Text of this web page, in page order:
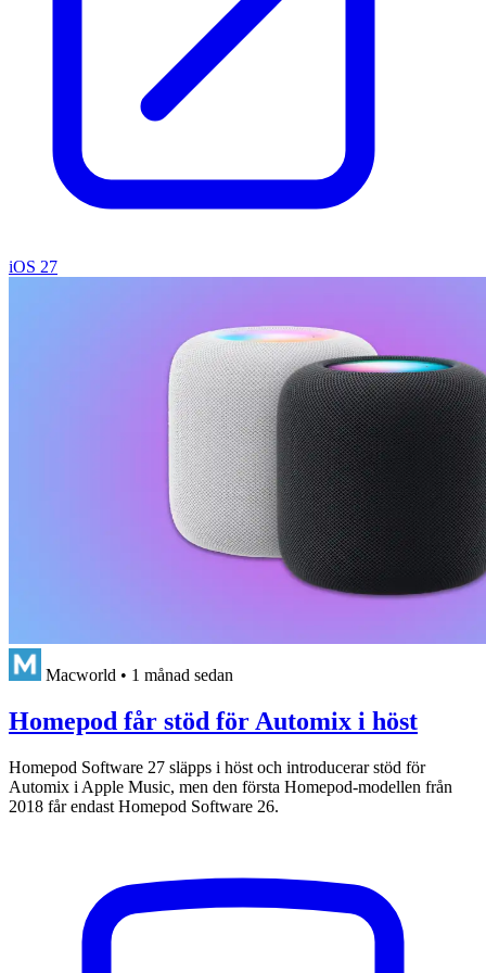
iOS 27
Macworld • 1 månad sedan
Homepod får stöd för Automix i höst
Homepod Software 27 släpps i höst och introducerar stöd för
Automix i Apple Music, men den första Homepod-modellen från
2018 får endast Homepod Software 26.